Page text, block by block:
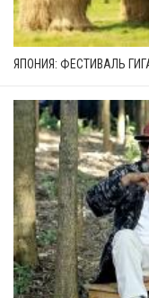
ЯПОНИЯ: ФЕСТИВАЛЬ